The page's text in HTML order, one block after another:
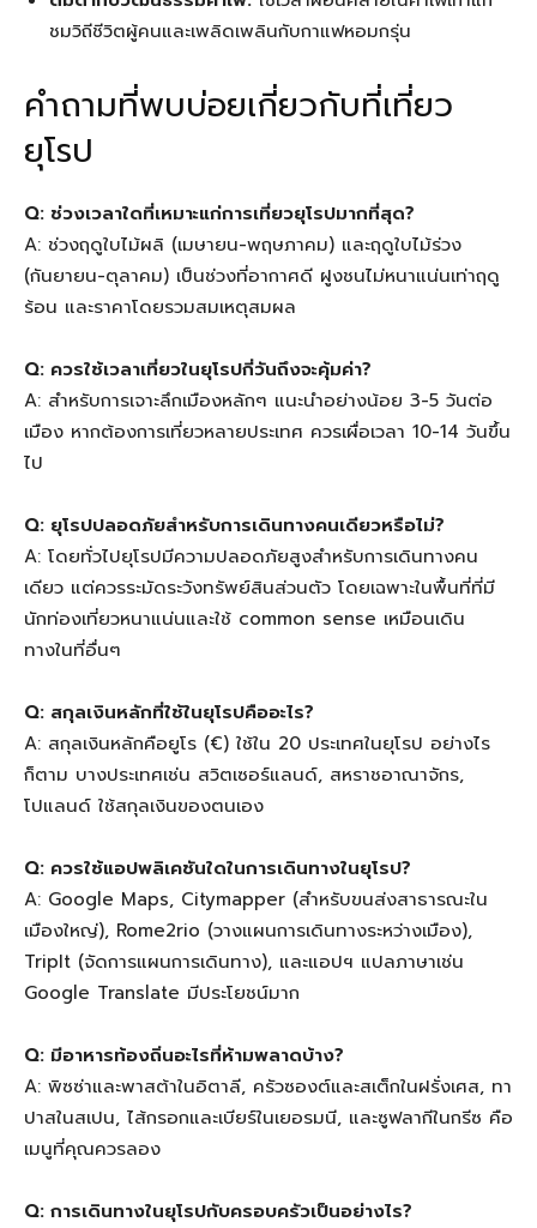
ชมวิถีชีวิตผู้คนและเพลิดเพลินกับกาแฟหอมกรุ่น
คำถามที่พบบ่อยเกี่ยวกับที่เที่ยว
ยุโรป
Q: ช่วงเวลาใดที่เหมาะแก่การเที่ยวยุโรปมากที่สุด?
A: ช่วงฤดูใบไม้ผลิ (เมษายน-พฤษภาคม) และฤดูใบไม้ร่วง
(กันยายน-ตุลาคม) เป็นช่วงที่อากาศดี ฝูงชนไม่หนาแน่นเท่าฤดู
ร้อน และราคาโดยรวมสมเหตุสมผล
Q: ควรใช้เวลาเที่ยวในยุโรปกี่วันถึงจะคุ้มค่า?
A: สำหรับการเจาะลึกเมืองหลักๆ แนะนำอย่างน้อย 3-5 วันต่อ
เมือง หากต้องการเที่ยวหลายประเทศ ควรเผื่อเวลา 10-14 วันขึ้น
ไป
Q: ยุโรปปลอดภัยสำหรับการเดินทางคนเดียวหรือไม่?
A: โดยทั่วไปยุโรปมีความปลอดภัยสูงสำหรับการเดินทางคน
เดียว แต่ควรระมัดระวังทรัพย์สินส่วนตัว โดยเฉพาะในพื้นที่ที่มี
นักท่องเที่ยวหนาแน่นและใช้ common sense เหมือนเดิน
ทางในที่อื่นๆ
Q: สกุลเงินหลักที่ใช้ในยุโรปคืออะไร?
A: สกุลเงินหลักคือยูโร (€) ใช้ใน 20 ประเทศในยุโรป อย่างไร
ก็ตาม บางประเทศเช่น สวิตเซอร์แลนด์, สหราชอาณาจักร,
โปแลนด์ ใช้สกุลเงินของตนเอง
Q: ควรใช้แอปพลิเคชันใดในการเดินทางในยุโรป?
A: Google Maps, Citymapper (สำหรับขนส่งสาธารณะใน
เมืองใหญ่), Rome2rio (วางแผนการเดินทางระหว่างเมือง),
TripIt (จัดการแผนการเดินทาง), และแอปฯ แปลภาษาเช่น
Google Translate มีประโยชน์มาก
Q: มีอาหารท้องถิ่นอะไรที่ห้ามพลาดบ้าง?
A: พิซซ่าและพาสต้าในอิตาลี, ครัวซองต์และสเต็กในฝรั่งเศส, ทา
ปาสในสเปน, ไส้กรอกและเบียร์ในเยอรมนี, และซูฟลากีในกรีซ คือ
เมนูที่คุณควรลอง
Q: การเดินทางในยุโรปกับครอบครัวเป็นอย่างไร?